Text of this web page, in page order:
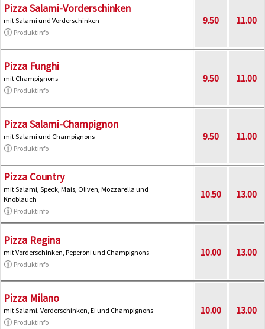
Pizza Salami-Vorderschinken
mit Salami und Vorderschinken
Produktinfo
9.50 11.00
Pizza Funghi
mit Champignons
Produktinfo
9.50 11.00
Pizza Salami-Champignon
mit Salami und Champignons
Produktinfo
9.50 11.00
Pizza Country
mit Salami, Speck, Mais, Oliven, Mozzarella und
Knoblauch
Produktinfo
10.50 13.00
Pizza Regina
mit Vorderschinken, Peperoni und Champignons
Produktinfo
10.00 13.00
Pizza Milano
mit Salami, Vorderschinken, Ei und Champignons
Produktinfo
10.00 13.00